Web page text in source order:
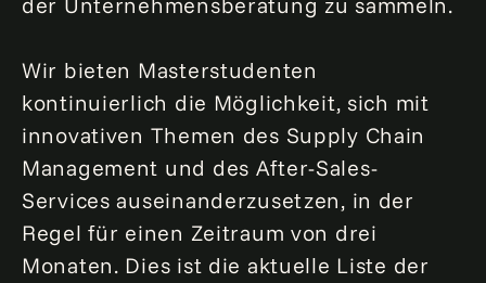
Wir bieten Masterstudenten
kontinuierlich die Möglichkeit, sich mit
innovativen Themen des Supply Chain
Management und des After-Sales-
Services auseinanderzusetzen, in der
Regel für einen Zeitraum von drei
Monaten. Dies ist die aktuelle Liste der